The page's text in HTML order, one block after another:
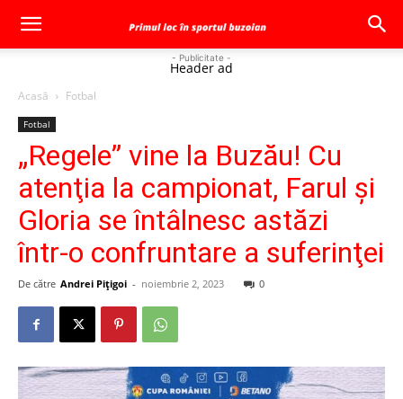
- Publicitate -
Header ad
Acasă Fotbal
Fotbal
„Regele” vine la Buzău! Cu
atenţia la campionat, Farul şi
Gloria se întâlnesc astăzi
într-o confruntare a suferinţei
De către Andrei Pițigoi - noiembrie 2, 2023 0